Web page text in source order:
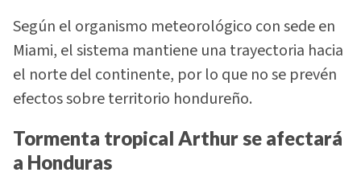
Según el organismo meteorológico con sede en
Miami, el sistema mantiene una trayectoria hacia
el norte del continente, por lo que no se prevén
efectos sobre territorio hondureño.
Tormenta tropical Arthur se afectará
a Honduras